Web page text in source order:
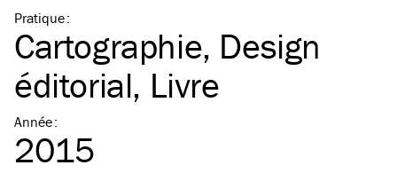
Pratique:
Cartographie Design
éditorial Livre
Année:
2015